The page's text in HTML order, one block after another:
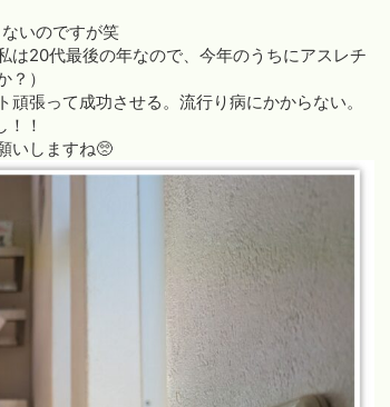
いのですが笑
は20代最後の年なので、今年のうちにアスレチ
）
張って成功させる。流行り病にかからない。
！
いしますね🥺